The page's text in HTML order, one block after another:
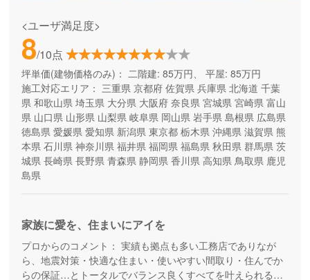
<ユーザ満足度>
8/10点
坪単価(建物価格のみ)： 二階建: 85万円、 平屋: 85万円
施工対応エリア： 三重県 京都府 佐賀県 兵庫県 北海道 千葉
県 和歌山県 埼玉県 大分県 大阪府 奈良県 宮城県 宮崎県 富山
県 山口県 山形県 山梨県 岐阜県 岡山県 岩手県 島根県 広島県
徳島県 愛媛県 愛知県 新潟県 東京都 栃木県 沖縄県 滋賀県 熊
本県 石川県 神奈川県 福井県 福岡県 福島県 秋田県 群馬県 茨
城県 長崎県 長野県 青森県 静岡県 香川県 高知県 鳥取県 鹿児
島県
家族に愛を、住まいにアイを
プロからのコメント： 実績も拠点も多い工務店でありなが
ら、地震対策・快適な住まい・使いやすい間取り・住んでか
らの保証…とトータルでバランス良くすべてを叶えられる家